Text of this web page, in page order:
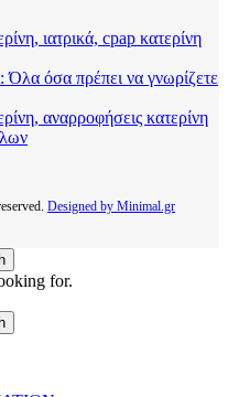
Designed by Minimal.gr
for.